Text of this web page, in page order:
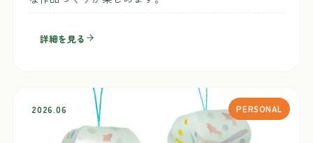
詳細を見る
2026.06 PERSONAL